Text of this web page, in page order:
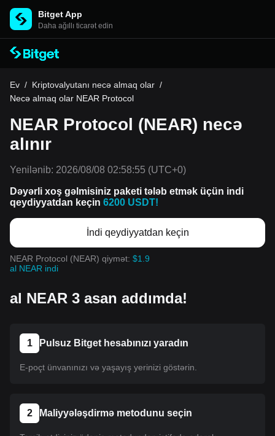
Bitget App
Daha ağıllı ticarət edin
Ev / Kriptovalyutanı necə almaq olar /
Necə almaq olar NEAR Protocol
NEAR Protocol (NEAR) necə
alınır
Yenilənib: 2026/08/08 02:58:55 (UTC+0)
Dəyərli xoş gəlmisiniz paketi tələb etmək üçün indi
qeydiyyatdan keçin 6200 USDT!
İndi qeydiyyatdan keçin
NEAR Protocol (NEAR) qiymət: $1.9
al NEAR indi
al NEAR 3 asan addımda!
1 Pulsuz Bitget hesabınızı yaradın
E-poçt ünvanınızı və yaşayış yerinizi göstərin.
2 Maliyyələşdirmə metodunu seçin